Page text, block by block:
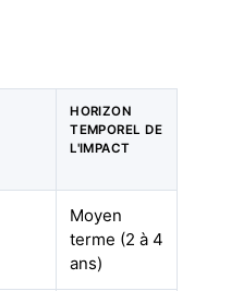
HORIZON
TEMPOREL DE
L'IMPACT
Moyen
terme (2 à 4
ans)